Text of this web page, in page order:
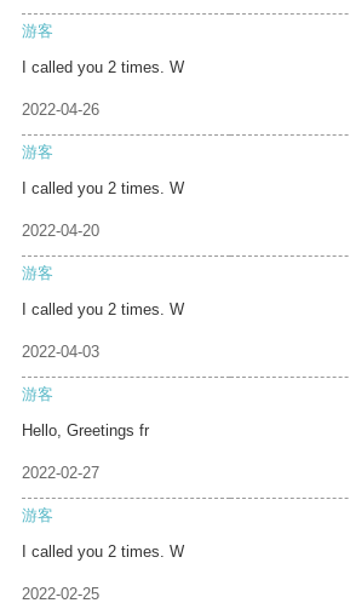
游客
I called you 2 times. W
2022-04-26
游客
I called you 2 times. W
2022-04-20
游客
I called you 2 times. W
2022-04-03
游客
Hello, Greetings fr
2022-02-27
游客
I called you 2 times. W
2022-02-25